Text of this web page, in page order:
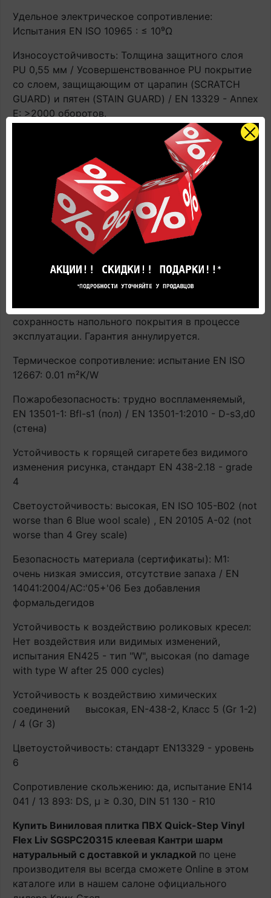
Удельное электрическое сопротивление:
Испытания EN ISO 10965 : ≤ 10⁹Ω
Износоустойчивость: Толщина защитного слоя
PU 0,55 мм / Усовершенствованное PU покрытие
со слоем, защищающим от царапин (SCRATCH
GUARD) и пятен (STAIN GUARD) / EN 13329 - Annex
E: >2000 оборотов.
Антистатичность: Стандарт EN 1815: <2 kV
Применение с теплым полом: Подходит для всех
стандартных встраиваемых систем отопления
(горячая вода/электричество). Имеют
ограниченную совместимость с нагревательными
пленками и иными аналогичными системами,
располагающимися поверх чернового пола.
Контактная температура ≤ 27°C. ВАЖНО! При
эксплуатации напольного покрытия с системами
подогрева строго соблюдать инструкцию по
применению напольного покрытия. В противном
случае производитель не гарантирует
сохранность напольного покрытия в процессе
эксплуатации. Гарантия аннулируется.
Термическое сопротивление: испытание EN ISO
12667: 0.01 m²K/W
Пожаробезопасность: трудно воспламеняемый,
EN 13501-1: Bfl-s1 (пол) / EN 13501-1:2010 - D-s3,d0
(стена)
Устойчивость к горящей сигарете без видимого
изменения рисунка, стандарт EN 438-2.18 - grade
4
Светоустойчивость: высокая, EN ISO 105-B02 (not
worse than 6 Blue wool scale) , EN 20105 A-02 (not
worse than 4 Grey scale)
Безопасность материала (сертификаты): М1:
очень низкая эмиссия, отсутствие запаха / EN
14041:2004/AC:'05+'06 Без добавления
формальдегидов
Устойчивость к воздействию роликовых кресел:
Нет воздействия или видимых изменений,
испытания EN425 - тип "W", высокая (no damage
with type W after 25 000 cycles)
Устойчивость к воздействию химических
соединений
высокая, EN-438-2, Класс 5 (Gr 1-2)
/ 4 (Gr 3)
Цветоустойчивость: стандарт EN13329 - уровень
6
Сопротивление скольжению: да, испытание EN14
041 / 13 893: DS, μ ≥ 0.30, DIN 51 130 - R10
Купить Виниловая плитка ПВХ Quick-Step Vinyl
Flex Liv SGSPC20315 клеевая Кантри шарм
натуральный с доставкой и укладкой по цене
производителя вы всегда сможете Online в этом
каталоге или в нашем салоне официального